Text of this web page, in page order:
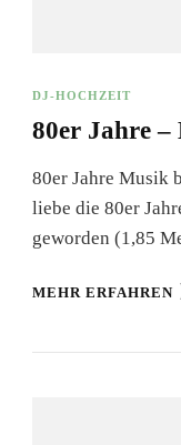
DJ-HOCHZEIT
80er Jahre –
80er Jahre Musik
liebe die 80er
geworden (1,85
MEHR ERFAHREN